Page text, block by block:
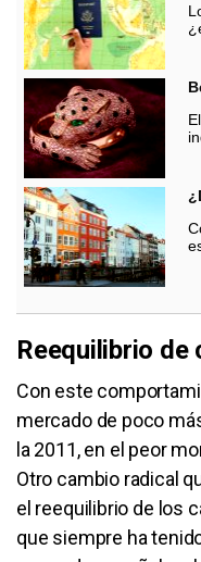
Reequilibrio de
Con este
mercado de poco
la 2011, en el peor
Otro cambio radical
el reequilibrio de los
que siempre ha